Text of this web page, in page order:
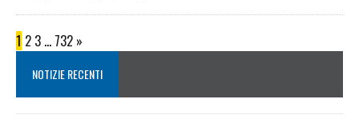
1 2 3 … 732 »
NOTIZIE RECENTI